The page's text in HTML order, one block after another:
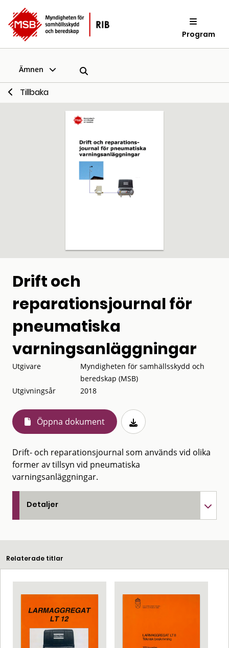
Program
Ämnen
Tillbaka
Drift och
reparationsjournal för
pneumatiska
varningsanläggningar
Utgivare
Myndigheten för samhällsskydd och
beredskap (MSB)
Utgivningsår
2018
Öppna dokument
Drift- och reparationsjournal som används vid olika
former av tillsyn vid pneumatiska
varningsanläggningar.
Detaljer
Relaterade titlar